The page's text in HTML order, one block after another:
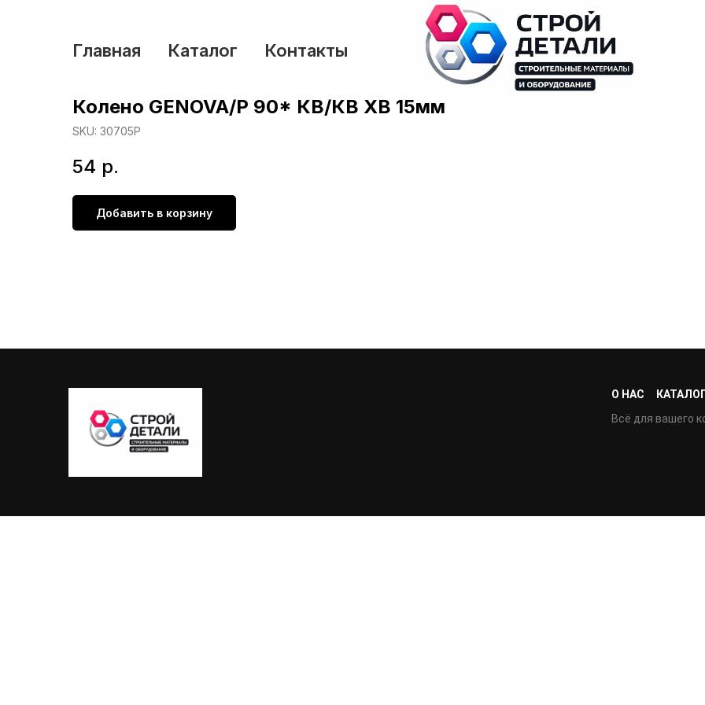
Главная Каталог Контакты
Колено GENOVA/Р 90* КВ/КВ ХВ 15мм
SKU: 30705Р
54 р.
Добавить в корзину
О НАС
Всё для вашего